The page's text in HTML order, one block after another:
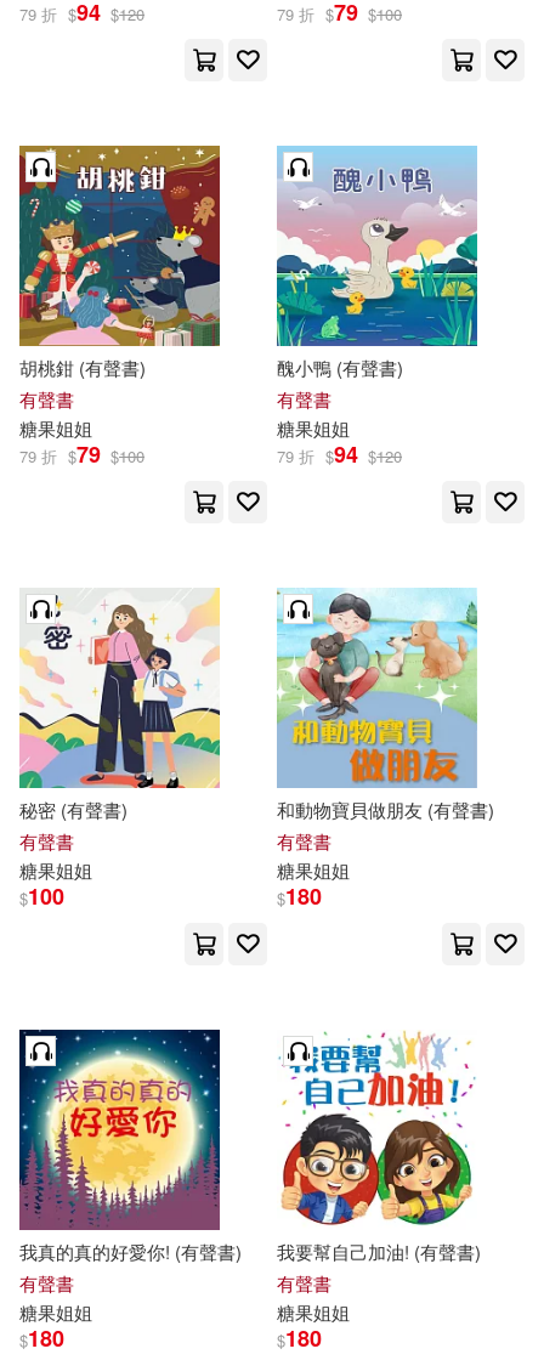
79 折 $94 $120 79 折 $79 $100
胡桃鉗 (有聲書)
有聲書
糖果姐姐
79 折 $79 $100
醜小鴨 (有聲書)
有聲書
糖果姐姐
79 折 $94 $120
秘密 (有聲書)
有聲書
糖果姐姐
$100
和動物寶貝做朋友 (有聲書)
有聲書
糖果姐姐
$180
我真的真的好愛你! (有聲書)
有聲書
糖果姐姐
$180
我要幫自己加油! (有聲書)
有聲書
糖果姐姐
$180